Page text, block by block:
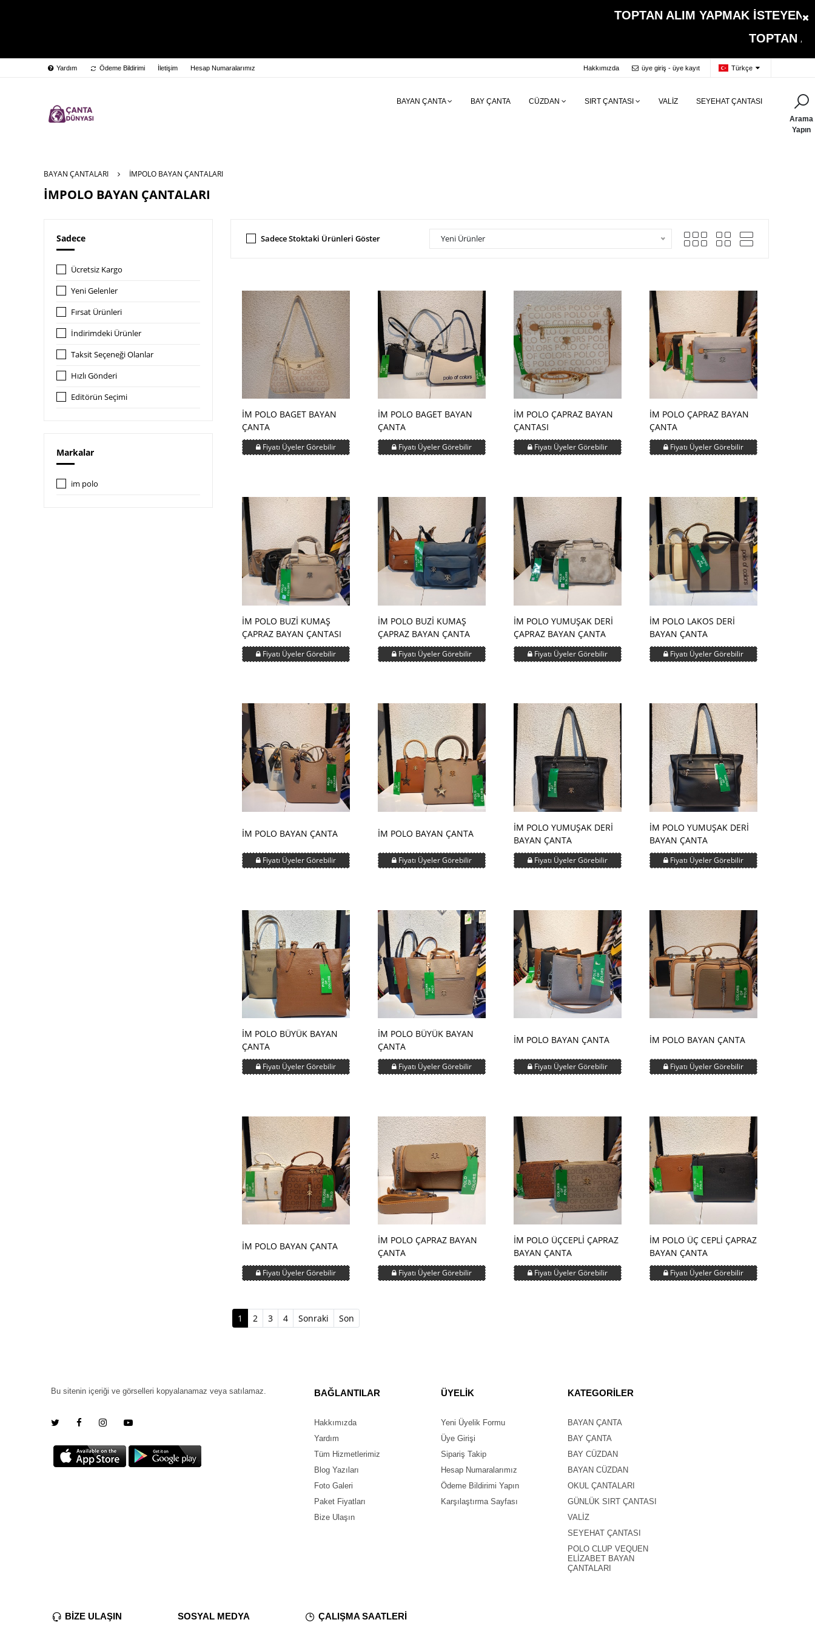
TOPTAN ALIM YAPMAK İSTEYEN
TOPTAN ALIMLARDA
Yardım Ödeme Bildirimi İletişim Hesap Numaralarımız Hakkımızda üye giriş - üye kayıt Türkçe
BAYAN ÇANTA BAY ÇANTA CÜZDAN SIRT ÇANTASI VALİZ SEYEHAT ÇANTASI
Arama
Yapın
BAYAN ÇANTALARI İMPOLO BAYAN ÇANTALARI
İMPOLO BAYAN ÇANTALARI
Sadece
Ücretsiz Kargo
Yeni Gelenler
Fırsat Ürünleri
İndirimdeki Ürünler
Taksit Seçeneği Olanlar
Hızlı Gönderi
Editörün Seçimi
Markalar
im polo
Sadece Stoktaki Ürünleri Göster Yeni Ürünler
İM POLO BAGET BAYAN
ÇANTA
Fiyatı Üyeler Görebilir
İM POLO BAGET BAYAN
ÇANTA
Fiyatı Üyeler Görebilir
İM POLO ÇAPRAZ BAYAN
ÇANTASI
Fiyatı Üyeler Görebilir
İM POLO ÇAPRAZ BAYAN
ÇANTA
Fiyatı Üyeler Görebilir
İM POLO BUZİ KUMAŞ
ÇAPRAZ BAYAN ÇANTASI
Fiyatı Üyeler Görebilir
İM POLO BUZİ KUMAŞ
ÇAPRAZ BAYAN ÇANTA
Fiyatı Üyeler Görebilir
İM POLO YUMUŞAK DERİ
ÇAPRAZ BAYAN ÇANTA
Fiyatı Üyeler Görebilir
İM POLO LAKOS DERİ
BAYAN ÇANTA
Fiyatı Üyeler Görebilir
İM POLO BAYAN ÇANTA
Fiyatı Üyeler Görebilir
İM POLO BAYAN ÇANTA
Fiyatı Üyeler Görebilir
İM POLO YUMUŞAK DERİ
BAYAN ÇANTA
Fiyatı Üyeler Görebilir
İM POLO YUMUŞAK DERİ
BAYAN ÇANTA
Fiyatı Üyeler Görebilir
İM POLO BÜYÜK BAYAN
ÇANTA
Fiyatı Üyeler Görebilir
İM POLO BÜYÜK BAYAN
ÇANTA
Fiyatı Üyeler Görebilir
İM POLO BAYAN ÇANTA
Fiyatı Üyeler Görebilir
İM POLO BAYAN ÇANTA
Fiyatı Üyeler Görebilir
İM POLO BAYAN ÇANTA
Fiyatı Üyeler Görebilir
İM POLO ÇAPRAZ BAYAN
ÇANTA
Fiyatı Üyeler Görebilir
İM POLO ÜÇCEPLİ ÇAPRAZ
BAYAN ÇANTA
Fiyatı Üyeler Görebilir
İM POLO ÜÇ CEPLİ ÇAPRAZ
BAYAN ÇANTA
Fiyatı Üyeler Görebilir
1 (current)
2 3 4 Sonraki Son
Bu sitenin içeriği ve görselleri kopyalanamaz veya satılamaz. BAĞLANTILAR
Hakkımızda
Yardım
Tüm Hizmetlerimiz
Blog Yazıları
Foto Galeri
Paket Fiyatları
Bize Ulaşın
ÜYELİK
Yeni Üyelik Formu
Üye Girişi
Sipariş Takip
Hesap Numaralarımız
Ödeme Bildirimi Yapın
Karşılaştırma Sayfası
KATEGORİLER
BAYAN ÇANTA
BAY ÇANTA
BAY CÜZDAN
BAYAN CÜZDAN
OKUL ÇANTALARI
GÜNLÜK SIRT ÇANTASI
VALİZ
SEYEHAT ÇANTASI
POLO CLUP VEQUEN
ELİZABET BAYAN
ÇANTALARI
BİZE ULAŞIN SOSYAL MEDYA ÇALIŞMA SAATLERİ